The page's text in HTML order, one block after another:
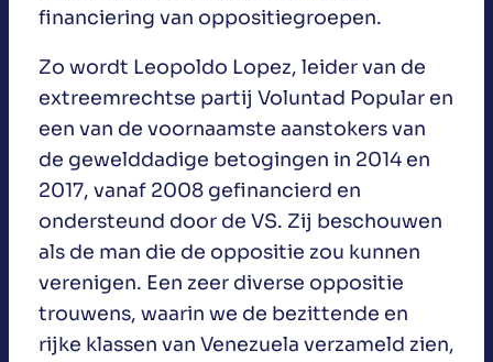
financiering van oppositiegroepen.
Zo wordt Leopoldo Lopez, leider van de
extreemrechtse partij Voluntad Popular en
een van de voornaamste aanstokers van
de gewelddadige betogingen in 2014 en
2017, vanaf 2008 gefinancierd en
ondersteund door de VS. Zij beschouwen
als de man die de oppositie zou kunnen
verenigen. Een zeer diverse oppositie
trouwens, waarin we de bezittende en
rijke klassen van Venezuela verzameld zien,